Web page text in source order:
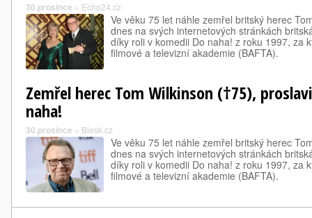
30.prosince » Echo24.cz
Ve věku 75 let náhle zemřel britský herec
dnes na svých internetových stránkách
díky roli v komedii Do naha! z roku 1997, za
filmové a televizní akademie (BAFTA).
Zemřel herec Tom Wilkinson (†75),
naha!
30.prosince » Blesk.cz
Ve věku 75 let náhle zemřel britský herec
dnes na svých internetových stránkách
díky roli v komedii Do naha! z roku 1997, za
filmové a televizní akademie (BAFTA).